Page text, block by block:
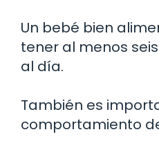
Un bebé bien
tener al menos
al día.
También es
comportamiento